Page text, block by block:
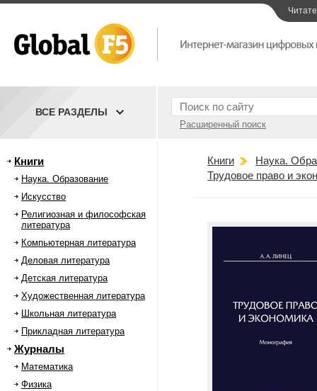
Расширенный поиск
ВСЕ РАЗДЕЛЫ
Книги
Наука. Образование
Искусство
Религиозная и философская
литература
Компьютерная литература
Деловая литература
Детская литература
Художественная литература
Школьная литература
Прикладная литература
Журналы
Математика
Физика
Книги
Наука.
Трудовое право и